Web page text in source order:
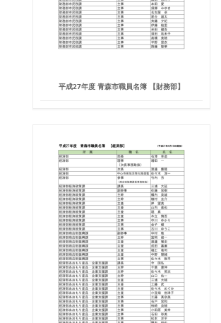
平成27年度 青森市職員名簿 【財務部】